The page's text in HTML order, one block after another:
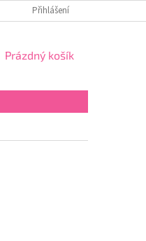
Přihlášení
NÁKUPNÍ
Prázdný košík